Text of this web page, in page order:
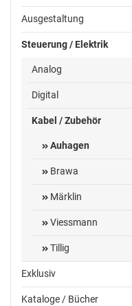
Ausgestaltung
Steuerung / Elektrik
Analog
Digital
Kabel / Zubehör
Auhagen
Brawa
Märklin
Viessmann
Tillig
Exklusiv
Kataloge / Bücher